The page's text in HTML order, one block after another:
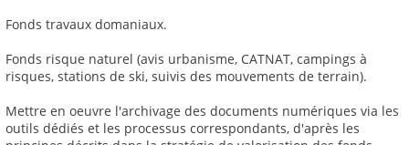
Fonds travaux domaniaux.
Fonds risque naturel (avis urbanisme, CATNAT, campings à
risques, stations de ski, suivis des mouvements de terrain).
Mettre en oeuvre l'archivage des documents numériques via les
outils dédiés et les processus correspondants, d'après les